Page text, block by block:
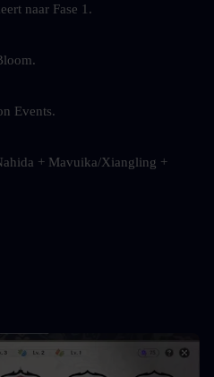
naar Fase 1.
Events.
+ Mavuika/Xiangling +